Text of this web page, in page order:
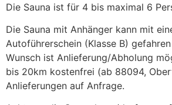
Die Sauna ist für 4 bis maximal 6
Die Sauna mit Anhänger kann mit
Autoführerschein (Klasse B)
Wunsch ist Anlieferung/Abholung
bis 20km kostenfrei (ab 88094,
Anlieferungen auf Anfrage.